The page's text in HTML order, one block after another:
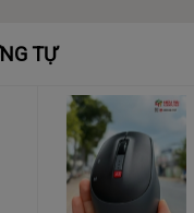
x 40 mm
TỰ